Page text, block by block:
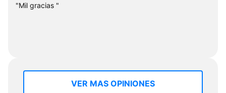
"Mil gracias "
VER MAS OPINIONES